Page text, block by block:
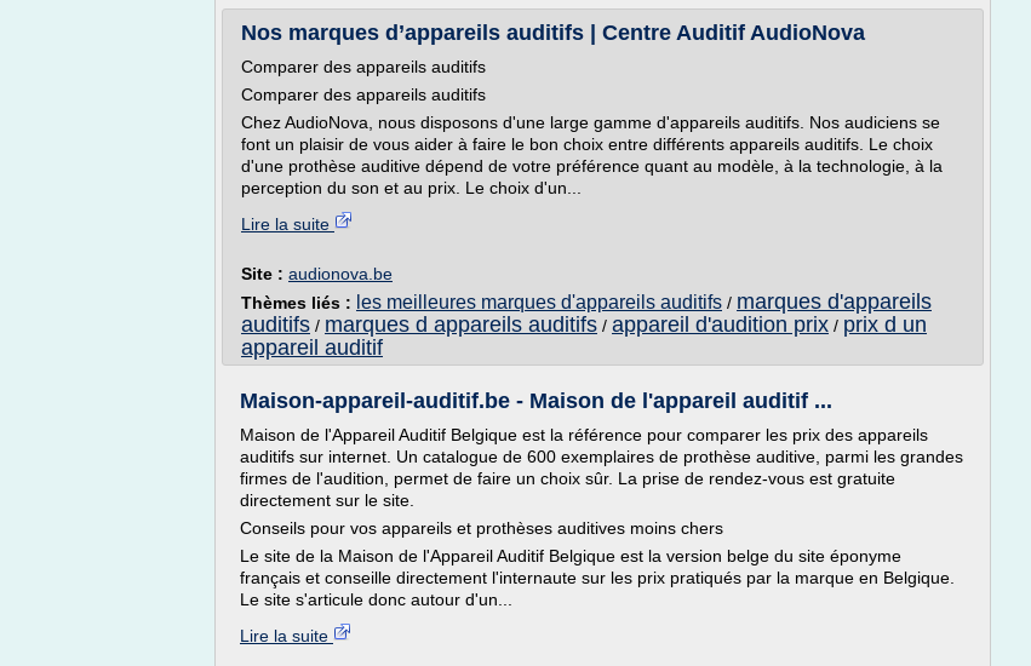
Nos marques d’appareils auditifs | Centre Auditif AudioNova
Comparer des appareils auditifs
Comparer des appareils auditifs
Chez AudioNova, nous disposons d'une large gamme d'appareils auditifs. Nos audiciens se
font un plaisir de vous aider à faire le bon choix entre différents appareils auditifs. Le choix
d'une prothèse auditive dépend de votre préférence quant au modèle, à la technologie, à la
perception du son et au prix. Le choix d'un...
Lire la suite
Site : audionova.be
Thèmes liés : les meilleures marques d'appareils auditifs / marques d'appareils
auditifs / marques d appareils auditifs / appareil d'audition prix / prix d un
appareil auditif
Maison-appareil-auditif.be - Maison de l'appareil auditif ...
Maison de l'Appareil Auditif Belgique est la référence pour comparer les prix des appareils
auditifs sur internet. Un catalogue de 600 exemplaires de prothèse auditive, parmi les grandes
firmes de l'audition, permet de faire un choix sûr. La prise de rendez-vous est gratuite
directement sur le site.
Conseils pour vos appareils et prothèses auditives moins chers
Le site de la Maison de l'Appareil Auditif Belgique est la version belge du site éponyme
français et conseille directement l'internaute sur les prix pratiqués par la marque en Belgique.
Le site s'articule donc autour d'un...
Lire la suite